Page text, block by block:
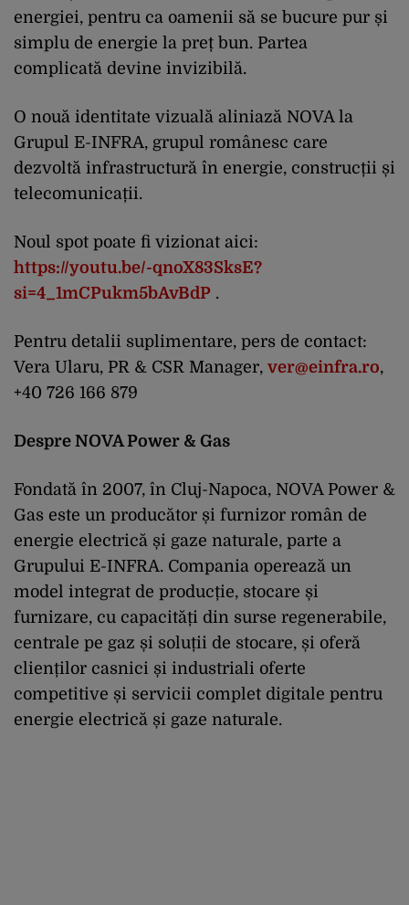
energiei, pentru ca oamenii să se bucure pur și
simplu de energie la preț bun. Partea
complicată devine invizibilă.
O nouă identitate vizuală aliniază NOVA la
Grupul E-INFRA, grupul românesc care
dezvoltă infrastructură în energie, construcții și
telecomunicații.
Noul spot poate fi vizionat aici:
https://youtu.be/-qnoX83SksE?
si=4_1mCPukm5bAvBdP .
Pentru detalii suplimentare, pers de contact:
Vera Ularu, PR & CSR Manager, ver@einfra.ro,
+40 726 166 879
Despre NOVA Power & Gas
Fondată în 2007, în Cluj-Napoca, NOVA Power &
Gas este un producător și furnizor român de
energie electrică și gaze naturale, parte a
Grupului E-INFRA. Compania operează un
model integrat de producție, stocare și
furnizare, cu capacități din surse regenerabile,
centrale pe gaz și soluții de stocare, și oferă
clienților casnici și industriali oferte
competitive și servicii complet digitale pentru
energie electrică și gaze naturale.